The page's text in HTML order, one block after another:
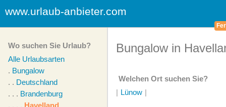
www.urlaub-anbieter.com
Wo suchen Sie Urlaub?
Alle Urlaubsarten
. Bungalow
. . Deutschland
. . . Brandenburg
. . . . Havelland
Bungalow in
Welchen Ort suchen Sie?
| Lünow |